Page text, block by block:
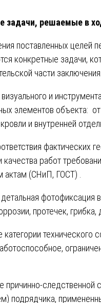
задачи, решаемые в
поставленных целей
конкретные задачи,
части заключения.
и
элементов объекта:
и внутренней
фактических
качества работ
актам (СНиП, ГОСТ) .
протечек, грибка,
технического
причинно-
подрядчика,